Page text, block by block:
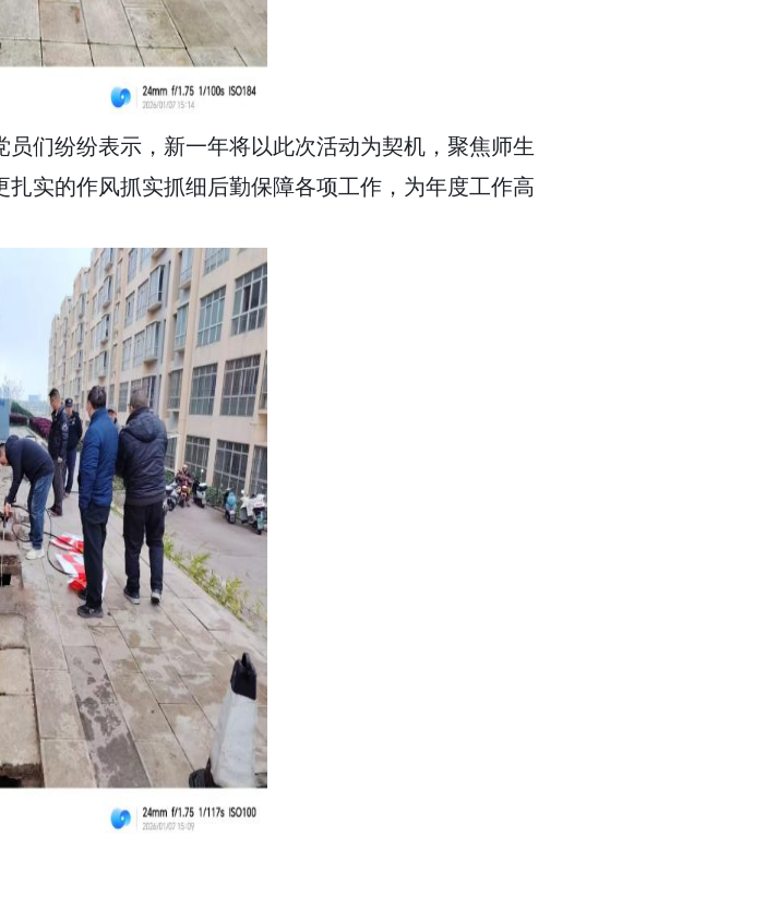
们纷纷表示，新一年将以此次活动为契机，聚焦师生
实的作风抓实抓细后勤保障各项工作，为年度工作高